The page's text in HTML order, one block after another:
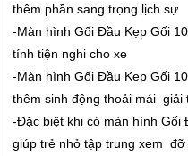
thêm phần sang trọng lịch sự
-Màn hình Gối Đầu Kẹp Gối
tính tiện nghi cho xe
-Màn hình Gối Đầu Kẹp Gối
thêm sinh động thoải mái giải
-Đặc biệt khi có màn hình Gối
giúp trẻ nhỏ tập trung xem